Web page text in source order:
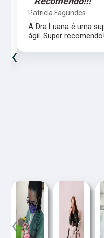
Patricia Fagundes
A Dra Luana é uma
ágil. Super recomendo!
‹
‹